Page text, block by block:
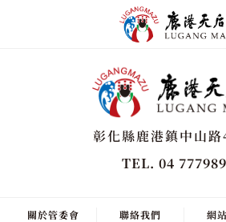
彰化縣鹿港鎮中山路
TEL. 04
關於管委會 聯絡我們 網